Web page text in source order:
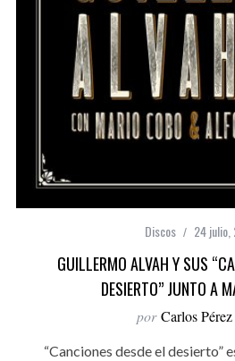
Discos 24 julio,
GUILLERMO ALVAH Y SUS
DESIERTO” JUNTO A
por Carlos
“Canciones desde el desierto”